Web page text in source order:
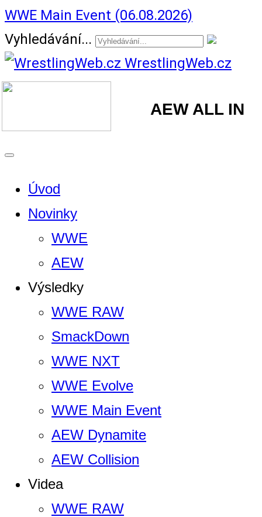
WWE Main Event (06.08.2026)
Vyhledávání...
WrestlingWeb.cz
AEW ALL IN
Úvod
Novinky
WWE
AEW
Výsledky
WWE RAW
SmackDown
WWE NXT
WWE Evolve
WWE Main Event
AEW Dynamite
AEW Collision
Videa
WWE RAW